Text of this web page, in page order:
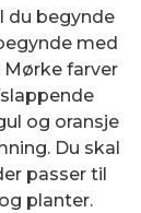
du begynde
med
farver
og oransje
Du skal
passer til
planter.